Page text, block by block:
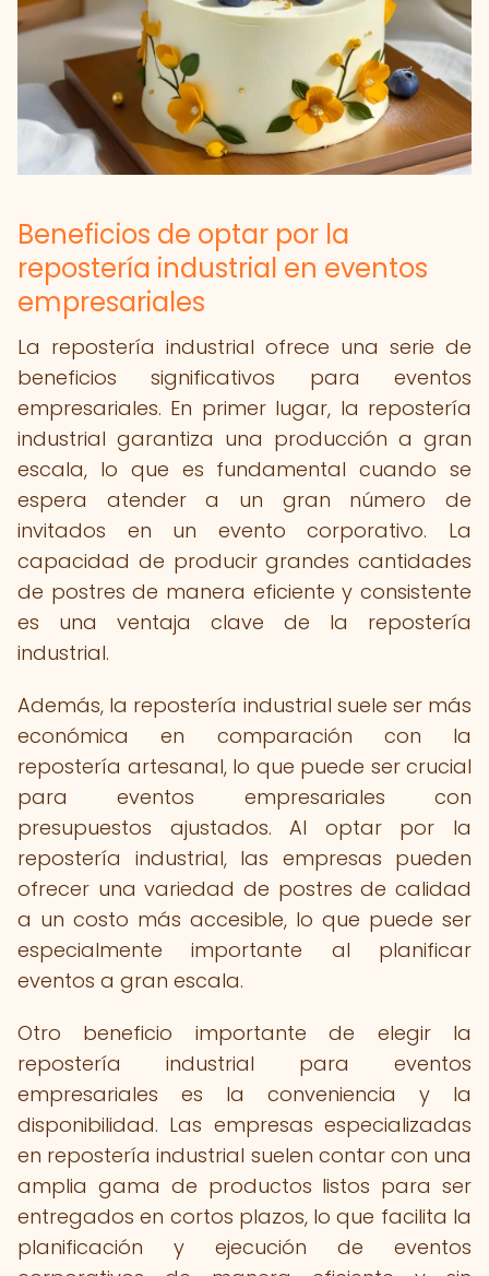
Beneficios de optar por la
repostería industrial en eventos
empresariales
La repostería industrial ofrece una serie de
beneficios significativos para eventos
empresariales. En primer lugar, la repostería
industrial garantiza una producción a gran
escala, lo que es fundamental cuando se
espera atender a un gran número de
invitados en un evento corporativo. La
capacidad de producir grandes cantidades
de postres de manera eficiente y consistente
es una ventaja clave de la repostería
industrial.
Además, la repostería industrial suele ser más
económica en comparación con la
repostería artesanal, lo que puede ser crucial
para eventos empresariales con
presupuestos ajustados. Al optar por la
repostería industrial, las empresas pueden
ofrecer una variedad de postres de calidad
a un costo más accesible, lo que puede ser
especialmente importante al planificar
eventos a gran escala.
Otro beneficio importante de elegir la
repostería industrial para eventos
empresariales es la conveniencia y la
disponibilidad. Las empresas especializadas
en repostería industrial suelen contar con una
amplia gama de productos listos para ser
entregados en cortos plazos, lo que facilita la
planificación y ejecución de eventos